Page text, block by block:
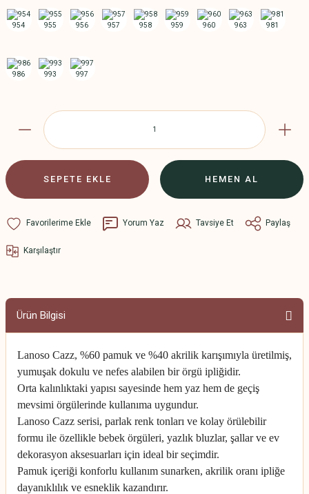
SEPETE EKLE HEMEN AL
Yorum Yaz Tavsiye Et Paylaş
Karşılaştır
Ürün Bilgisi
Lanoso Cazz, %60 pamuk ve %40 akrilik karışımıyla üretilmiş,
yumuşak dokulu ve nefes alabilen bir örgü ipliğidir.
Orta kalınlıktaki yapısı sayesinde hem yaz hem de geçiş
mevsimi örgülerinde kullanıma uygundur.
Lanoso Cazz serisi, parlak renk tonları ve kolay örülebilir
formu ile özellikle bebek örgüleri, yazlık bluzlar, şallar ve ev
dekorasyon aksesuarları için ideal bir seçimdir.
Pamuk içeriği konforlu kullanım sunarken, akrilik oranı ipliğe
dayanıklılık ve esneklik kazandırır.